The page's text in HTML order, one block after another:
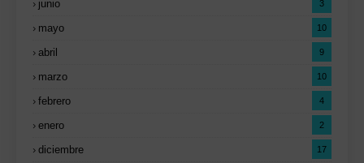
junio 3
mayo 10
abril 9
marzo 10
febrero 4
enero 2
diciembre 17